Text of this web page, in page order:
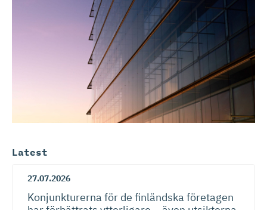
Latest
27.07.2026
Konjunkturerna för de finländska företagen